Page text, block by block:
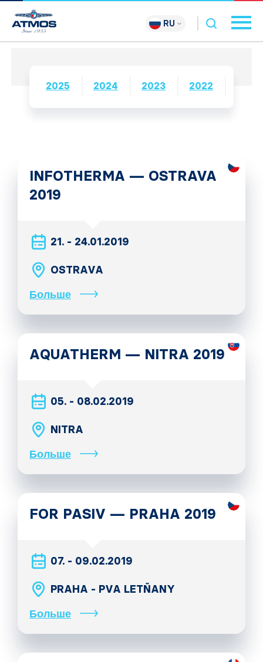
RU
2025 2024 2023 2022
INFOTHERMA — OSTRAVA
2019
21. - 24.01.2019
OSTRAVA
Больше
AQUATHERM — NITRA 2019
05. - 08.02.2019
NITRA
Больше
FOR PASIV — PRAHA 2019
07. - 09.02.2019
PRAHA - PVA LETŇANY
Больше